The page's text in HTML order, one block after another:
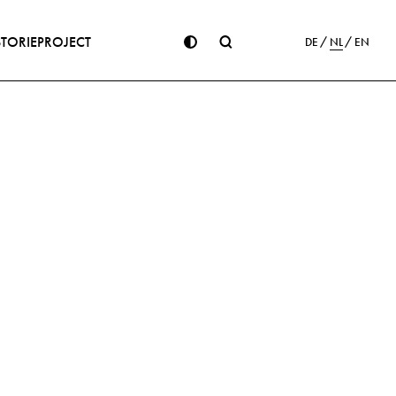
PROJECT DE NL EN